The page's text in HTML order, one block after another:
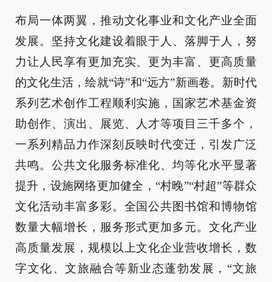
布局一体两翼，推动文化事业和文化产业全面
发展。坚持文化建设着眼于人、落脚于人，努
力让人民享有更加充实、更为丰富、更高质量
的文化生活，绘就“诗”和“远方”新画卷。新时代
系列艺术创作工程顺利实施，国家艺术基金资
助创作、演出、展览、人才等项目三千多个，
一系列精品力作深刻反映时代变迁，引发广泛
共鸣。公共文化服务标准化、均等化水平显著
提升，设施网络更加健全，“村晚”“村超”等群众
文化活动丰富多彩。全国公共图书馆和博物馆
数量大幅增长，服务形式更加多元。文化产业
高质量发展，规模以上文化企业营收增长，数
字文化、文旅融合等新业态蓬勃发展，“文旅